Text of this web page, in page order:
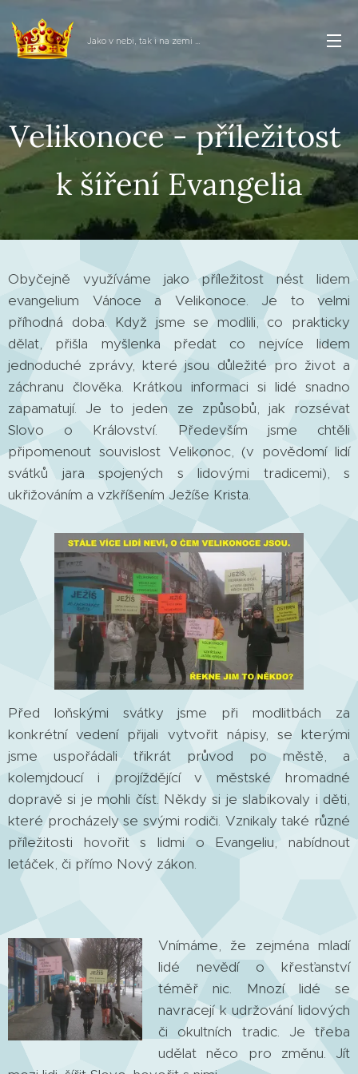
Jako v nebi, tak i na zemi ...
Velikonoce - příležitost
k šíření Evangelia
Obyčejně využíváme jako příležitost nést lidem
evangelium Vánoce a Velikonoce. Je to velmi
příhodná doba. Když jsme se modlili, co prakticky
dělat, přišla myšlenka předat co nejvíce lidem
jednoduché zprávy, které jsou důležité pro život a
záchranu člověka. Krátkou informaci si lidé snadno
zapamatují. Je to jeden ze způsobů, jak rozsévat
Slovo o Království. Především jsme chtěli
připomenout souvislost Velikonoc, (v povědomí lidí
svátků jara spojených s lidovými tradicemi), s
ukřižováním a vzkříšením Ježíše Krista.
Před loňskými svátky jsme při modlitbách za
konkrétní vedení přijali vytvořit nápisy, se kterými
jsme uspořádali třikrát průvod po městě, a
kolemjdoucí i projíždějící v městské hromadné
dopravě si je mohli číst. Někdy si je slabikovaly i děti,
které procházely se svými rodiči. Vznikaly také různé
příležitosti hovořit s lidmi o Evangeliu, nabídnout
letáček, či přímo Nový zákon.
Vnímáme, že zejména mladí
lidé nevědí o křesťanství
téměř nic. Mnozí lidé se
navracejí k udržování lidových
či okultních tradic. Je třeba
udělat něco pro změnu. Jít